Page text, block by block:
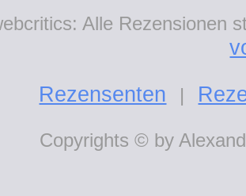
Alle Rezensionen
Rezensenten
|
Copyrights © by